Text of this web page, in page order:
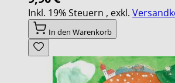
Inkl. 19% Steuern , exkl.
In den Warenkorb